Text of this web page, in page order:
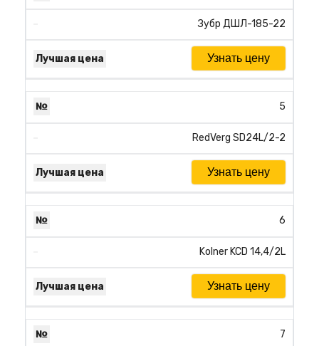
Зубр ДШЛ-185-22
Узнать цену
5
RedVerg SD24L/2-2
Узнать цену
6
Kolner KCD 14,4/2L
Узнать цену
7